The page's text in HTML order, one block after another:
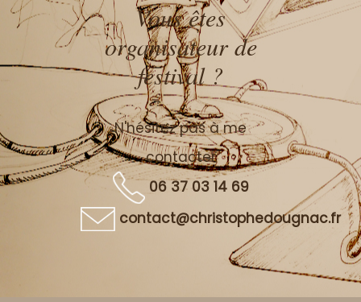
Vous êtes
organisateur de
festival ?
N'hésitez pas à me
contacter
06 37 03 14 69
contact@christophedougnac.fr